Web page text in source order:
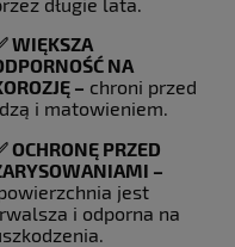
WIĘKSZA
NA
– chroni przed
i matowieniem.
OCHRONĘ PRZED
–
jest
i odporna na